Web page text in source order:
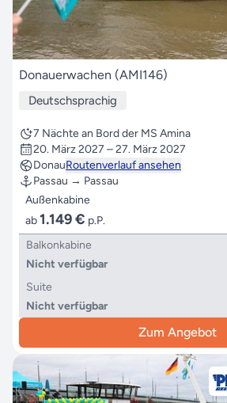
Donauerwachen (AMI146)
Deutschsprachig
7 Nächte an Bord der MS Amina
20. März 2027 – 27. März 2027
DonauRoutenverlauf ansehen
Passau → Passau
Außenkabine
ab1.149 € p.P.
Balkonkabine
Nicht verfügbar
Suite
Nicht verfügbar
Zum Angebot